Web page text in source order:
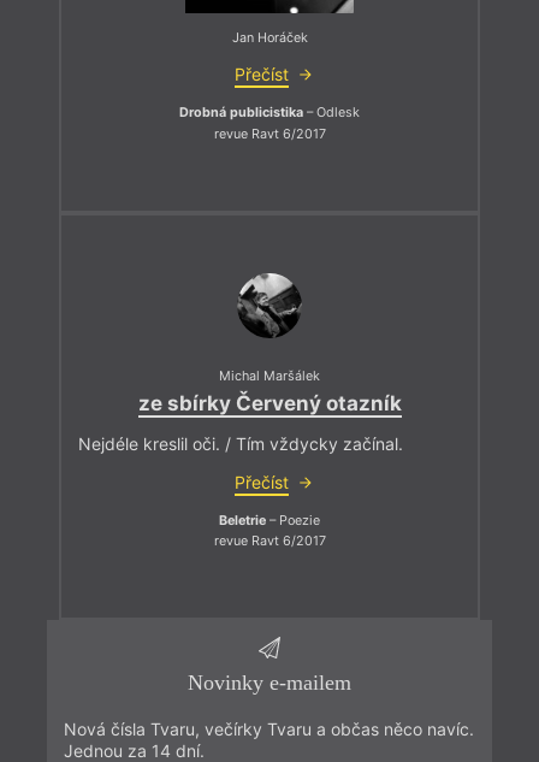
Jan Horáček
Přečíst
Drobná publicistika – Odlesk
revue Ravt 6/2017
Michal Maršálek
ze sbírky Červený otazník
Nejdéle kreslil oči. / Tím vždycky začínal.
Přečíst
Beletrie – Poezie
revue Ravt 6/2017
Novinky e-mailem
Nová čísla Tvaru, večírky Tvaru a občas něco navíc.
Jednou za 14 dní.